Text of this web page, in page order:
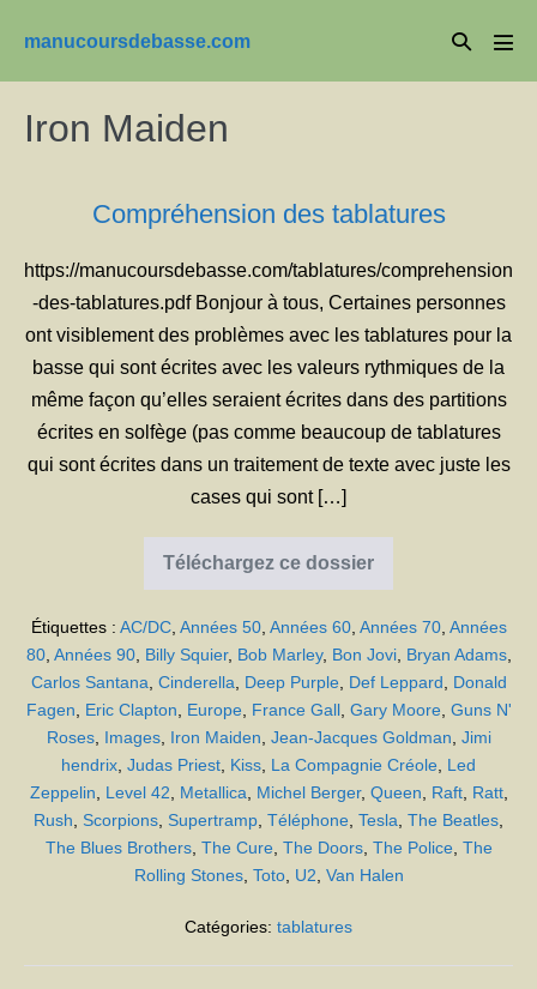
contenu
manucoursdebasse.com
Basculer
le
Iron Maiden
Compréhension des tablatures
https://manucoursdebasse.com/tablatures/comprehension
-des-tablatures.pdf Bonjour à tous, Certaines personnes
ont visiblement des problèmes avec les tablatures pour la
basse qui sont écrites avec les valeurs rythmiques de la
même façon qu’elles seraient écrites dans des partitions
écrites en solfège (pas comme beaucoup de tablatures
qui sont écrites dans un traitement de texte avec juste les
cases qui sont […]
Téléchargez ce dossier
Compréhension
des
Étiquettes : AC/DC, Années 50, Années 60, Années 70, Années
80, Années 90, Billy Squier, Bob Marley, Bon Jovi, Bryan Adams,
Carlos Santana, Cinderella, Deep Purple, Def Leppard, Donald
Fagen, Eric Clapton, Europe, France Gall, Gary Moore, Guns N'
Roses, Images, Iron Maiden, Jean-Jacques Goldman, Jimi
hendrix, Judas Priest, Kiss, La Compagnie Créole, Led
Zeppelin, Level 42, Metallica, Michel Berger, Queen, Raft, Ratt,
Rush, Scorpions, Supertramp, Téléphone, Tesla, The Beatles,
The Blues Brothers, The Cure, The Doors, The Police, The
Rolling Stones, Toto, U2, Van Halen
Catégories: tablatures